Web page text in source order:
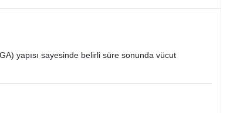
yapısı sayesinde belirli süre sonunda vücut